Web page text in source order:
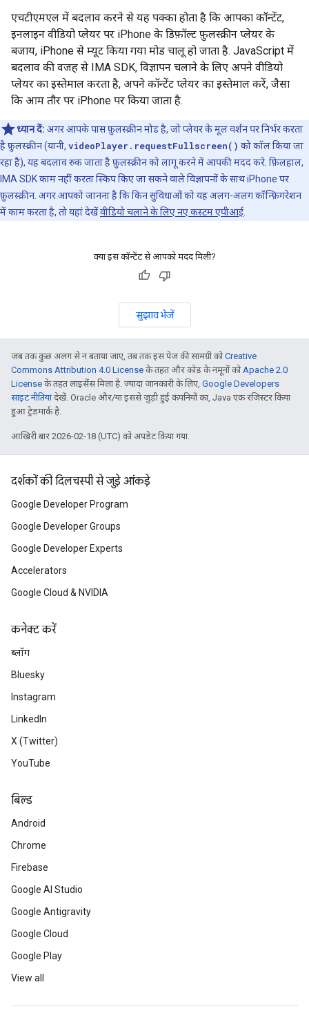
एचटीएमएल में बदलाव करने से यह पक्का होता है कि आपका कॉन्टेंट,
इनलाइन वीडियो प्लेयर पर iPhone के डिफ़ॉल्ट फ़ुलस्क्रीन प्लेयर के
बजाय, iPhone से म्यूट किया गया मोड चालू हो जाता है. JavaScript में
बदलाव की वजह से IMA SDK, विज्ञापन चलाने के लिए अपने वीडियो
प्लेयर का इस्तेमाल करता है, अपने कॉन्टेंट प्लेयर का इस्तेमाल करें, जैसा
कि आम तौर पर iPhone पर किया जाता है.
ध्यान दें: अगर आपके पास फ़ुलस्क्रीन मोड है, जो प्लेयर के मूल वर्शन पर निर्भर करता
है फ़ुलस्क्रीन (यानी, videoPlayer.requestFullscreen() को कॉल किया जा
रहा है), यह बदलाव रुक जाता है फ़ुलस्क्रीन को लागू करने में आपकी मदद करे. फ़िलहाल,
IMA SDK काम नहीं करता स्किप किए जा सकने वाले विज्ञापनों के साथ iPhone पर
फ़ुलस्क्रीन. अगर आपको जानना है कि किन सुविधाओं को यह अलग-अलग कॉन्फ़िगरेशन
में काम करता है, तो यहां देखेंवीडियो चलाने के लिए नए कस्टम एपीआई
क्या इस कॉन्टेंट से आपको मदद मिली?
सुझाव भेजें
जब तक कुछ अलग से न बताया जाए, तब तक इस पेज की सामग्री कोCreative
Commons Attribution 4.0 License के तहत और कोड के नमूनों कोApache 2.0
License के तहत लाइसेंस मिला है. ज़्यादा जानकारी के लिए, Google Developers
साइट नीतियांदेखें. Oracle और/या इससे जुड़ी हुई कंपनियों का, Java एक रजिस्टर किया
हुआ ट्रेडमार्क है.
आखिरी बार 2026-02-18 (UTC) को अपडेट किया गया.
दर्शकों की दिलचस्पी से जुड़े आंकड़े
Google Developer Program
Google Developer Groups
Google Developer Experts
Accelerators
Google Cloud & NVIDIA
कनेक्ट करें
ब्लॉग
Bluesky
Instagram
LinkedIn
X (Twitter)
YouTube
बिल्ड
Android
Chrome
Firebase
Google AI Studio
Google Antigravity
Google Cloud
Google Play
View all